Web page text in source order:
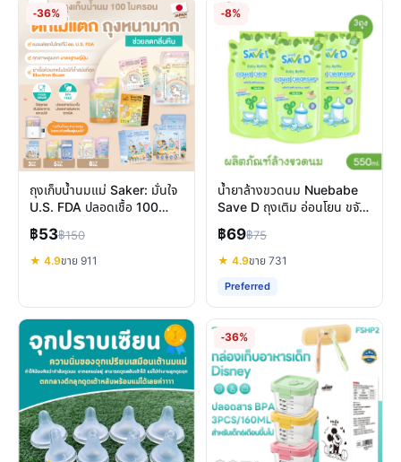
-36%
ถุงเก็บน้ำนมแม่ Saker: มั่นใจ
U.S. FDA ปลอดเชื้อ 100
ไมครอน เพื่อลูกน้อย
฿53฿150
★ 4.9ขาย 911
-8%
น้ำยาล้างขวดนม Nuebabe
Save D ถุงเติม อ่อนโยน ขจัด
คราบและกลิ่นคาว
฿69฿75
★ 4.9ขาย 731
Preferred
-36%